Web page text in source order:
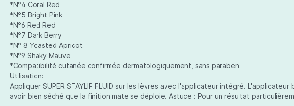
*N°4 Coral Red
*N°5 Bright Pink
*N°6 Red Red
*N°7 Dark Berry
*N° 8 Yoasted Apricot
*N°9 Shaky Mauve
*Compatibilité cutanée confirmée dermatologiquement, sans paraben
Utilisation:
Appliquer SUPER STAYLIP FLUID sur les lèvres avec l'applicateur intégré.
avoir bien séché que la finition mate se déploie. Astuce : Pour un résultat